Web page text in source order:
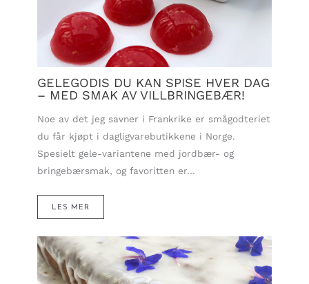
GELEGODIS DU KAN SPISE HVER DAG
– MED SMAK AV VILLBRINGEBÆR!
Noe av det jeg savner i Frankrike er smågodteriet
du får kjøpt i dagligvarebutikkene i Norge.
Spesielt gele-variantene med jordbær- og
bringebærsmak, og favoritten er…
LES MER